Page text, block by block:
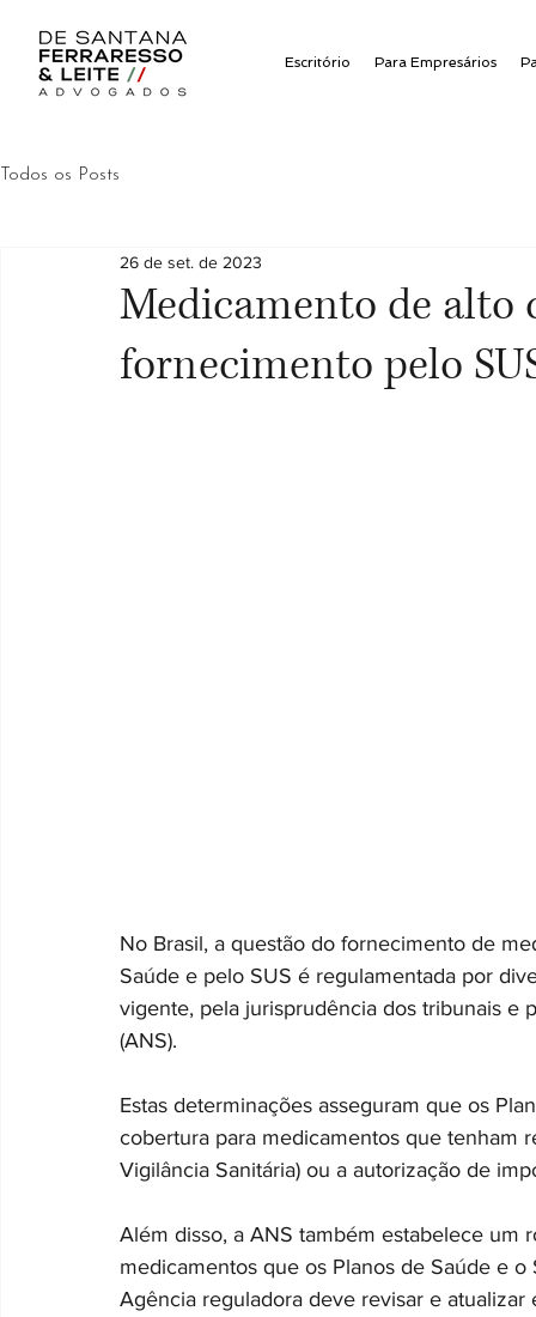
Escritório Para Empresários
Todos os Posts
Medicamento de alto
fornecimento pelo
26 de set. de 2023
No Brasil, a questão do fornecimento de
Saúde e pelo SUS é regulamentada por
vigente, pela jurisprudência dos tribunais e
(ANS).
Estas determinações asseguram que os
cobertura para medicamentos que tenham
Vigilância Sanitária) ou a autorização de
Além disso, a ANS também estabelece um
medicamentos que os Planos de Saúde e
Agência reguladora deve revisar e